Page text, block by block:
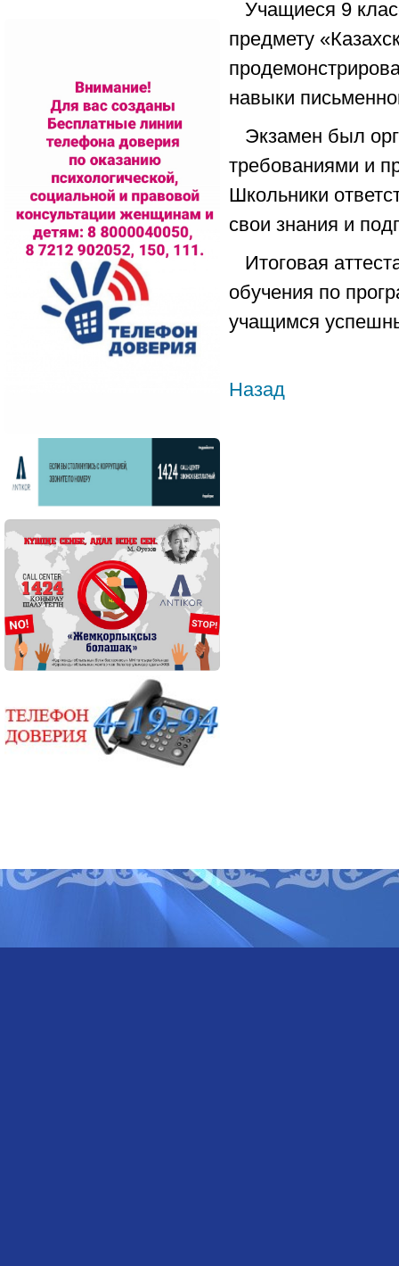
Учащиеся 9
предмету
навыки
Экзамен был
требованиями и
Школьники
свои знания и
Итоговая
обучения по
учащимся
Назад